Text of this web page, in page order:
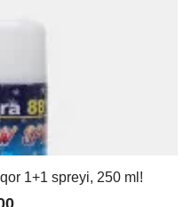
1+1 spreyi, 250 ml!